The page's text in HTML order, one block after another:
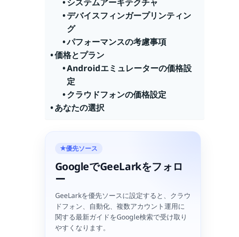
デバイスフィンガープリンティン
グ
パフォーマンスの考慮事項
価格とプラン
Androidエミュレーターの価格設
定
クラウドフォンの価格設定
あなたの選択
★優先ソース
GoogleでGeeLarkをフォロ
ー
GeeLarkを優先ソースに設定すると、クラウ
ドフォン、自動化、複数アカウント運用に
関する最新ガイドをGoogle検索で受け取り
やすくなります。